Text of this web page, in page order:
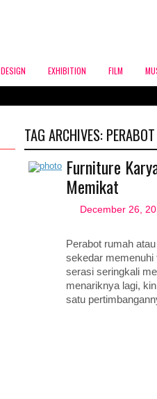
DESIGN EXHIBITION FILM
TAG ARCHIVES: PERABOT
Furniture
Memikat
December 26,
Perabot rumah
sekedar memenuhi
serasi seringkali
menariknya lagi,
satu